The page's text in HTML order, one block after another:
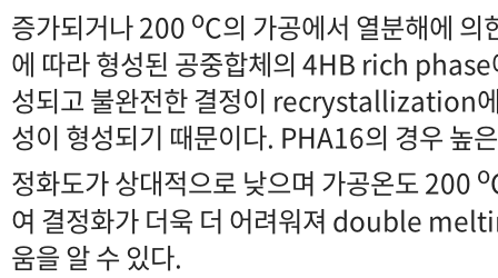
증가되거나 200 oC의 가공에서 열분해에
에 따라 형성된 공중합체의 4HB rich phase
성되고 불완전한 결정이 recrystallization
성이 형성되기 때문이다. PHA16의 경우 높
정화도가 상대적으로 낮으며 가공온도 200 o
여 결정화가 더욱 더 어려워져 double
움을 알 수 있다.